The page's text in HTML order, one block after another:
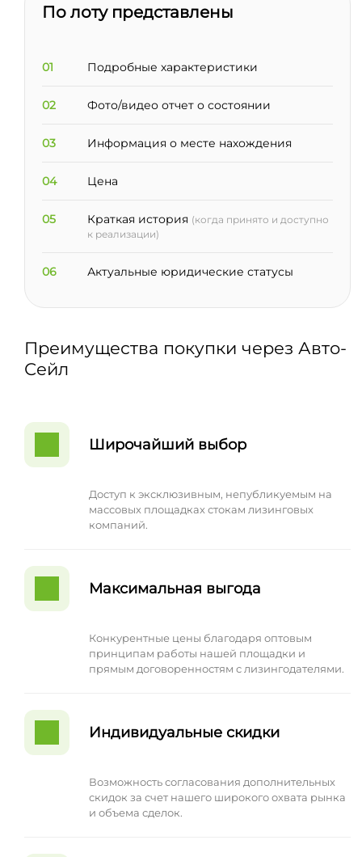
По лоту представлены
01 Подробные характеристики
02 Фото/видео отчет о состоянии
03 Информация о месте нахождения
04 Цена
05 Краткая история (когда принято и доступно
к реализации)
06 Актуальные юридические статусы
Преимущества покупки через Авто-
Сейл
Широчайший выбор
Доступ к эксклюзивным, непубликуемым на
массовых площадках стокам лизинговых
компаний.
Максимальная выгода
Конкурентные цены благодаря оптовым
принципам работы нашей площадки и
прямым договоренностям с лизингодателями.
Индивидуальные скидки
Возможность согласования дополнительных
скидок за счет нашего широкого охвата рынка
и объема сделок.